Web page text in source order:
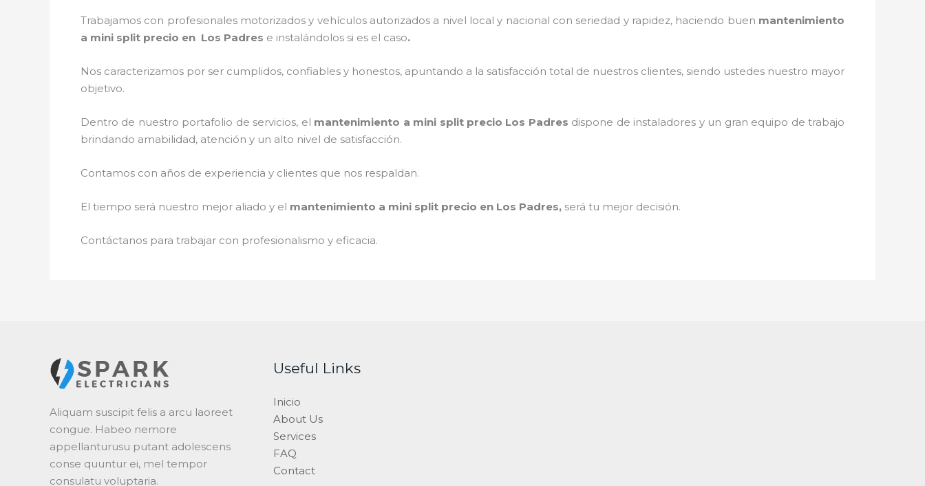
Trabajamos con profesionales motorizados y vehículos autorizados a nivel local y nacional con seriedad y rapidez, haciendo buen mantenimiento
a mini split precio en Los Padres e instalándolos si es el caso.
Nos caracterizamos por ser cumplidos, confiables y honestos, apuntando a la satisfacción total de nuestros clientes, siendo ustedes nuestro mayor
objetivo.
Dentro de nuestro portafolio de servicios, el mantenimiento a mini split precio Los Padres dispone de instaladores y un gran equipo de trabajo
brindando amabilidad, atención y un alto nivel de satisfacción.
Contamos con años de experiencia y clientes que nos respaldan.
El tiempo será nuestro mejor aliado y el mantenimiento a mini split precio en Los Padres, será tu mejor decisión.
Contáctanos para trabajar con profesionalismo y eficacia.
Aliquam suscipit felis a arcu laoreet
congue. Habeo nemore
appellanturusu putant adolescens
conse quuntur ei, mel tempor
consulatu voluptaria.
Useful Links
Inicio
About Us
Services
FAQ
Contact